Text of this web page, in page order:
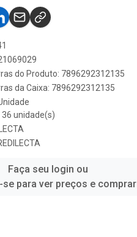
do Produto: 7896292312135
da Caixa: 7896292312135
unidade(s)
Faça seu login ou
se para ver preços e comprar